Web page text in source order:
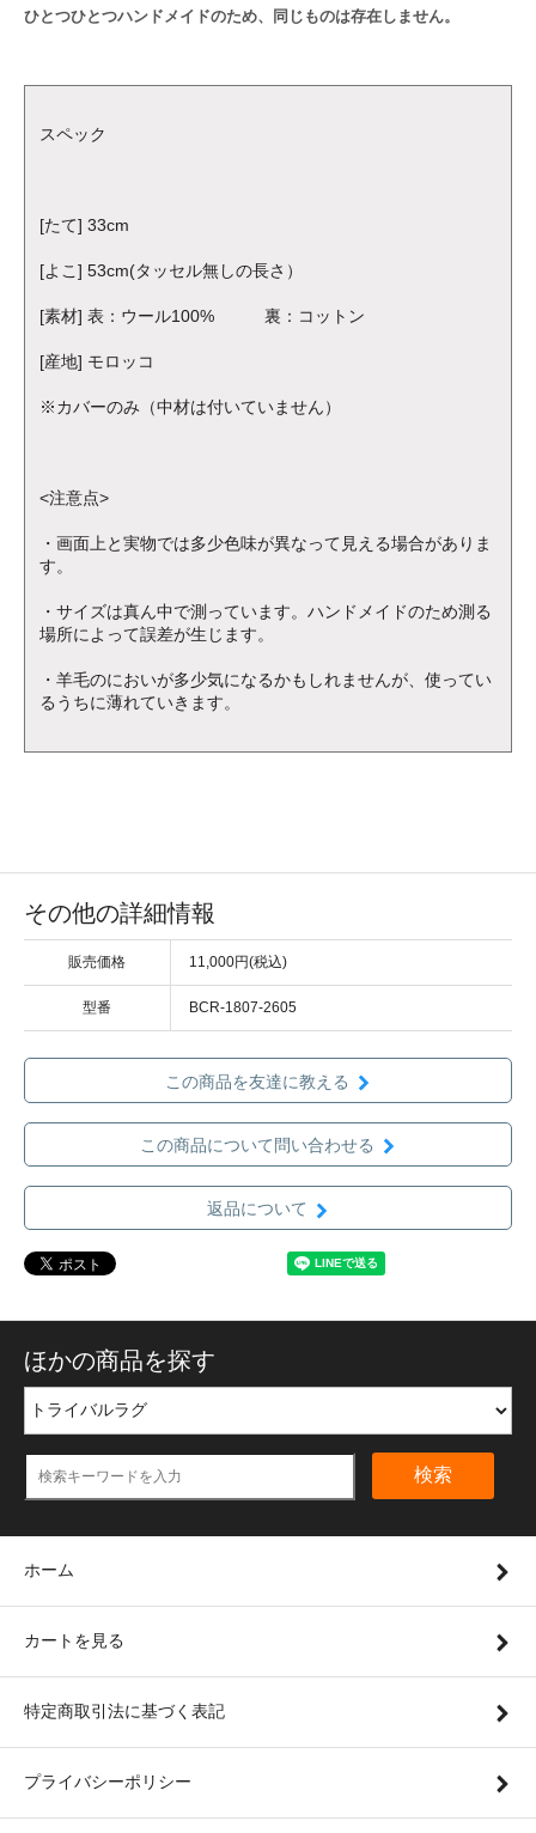
ひとつひとつハンドメイドのため、同じものは存在しません。
スペック
[たて] 33cm
[よこ] 53cm(タッセル無しの長さ）
[素材] 表：ウール100% 裏：コットン
[産地] モロッコ
※カバーのみ（中材は付いていません）
<注意点>
・画面上と実物では多少色味が異なって見える場合がありま
す。
・サイズは真ん中で測っています。ハンドメイドのため測る
場所によって誤差が生じます。
・羊毛のにおいが多少気になるかもしれませんが、使ってい
るうちに薄れていきます。
その他の詳細情報
販売価格 11,000円(税込)
型番 BCR-1807-2605
この商品を友達に教える
この商品について問い合わせる
返品について
ほかの商品を探す
検索
ホーム
カートを見る
特定商取引法に基づく表記
プライバシーポリシー